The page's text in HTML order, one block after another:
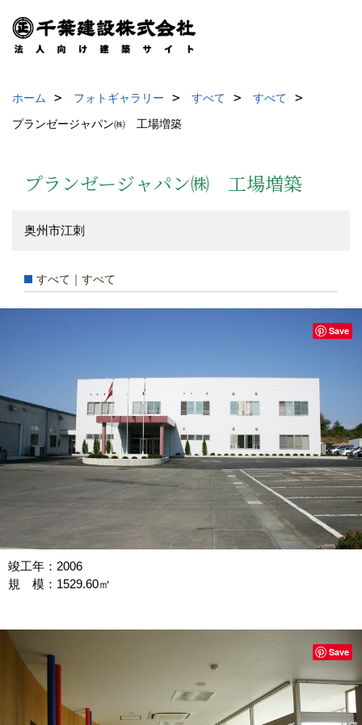
ホーム フォトギャラリー すべて
すべて
プランゼージャパン㈱ 工場増築
プランゼージャパン㈱ 工場増築
奥州市江刺
すべて｜すべて
竣工年：2006
規 模：1529.60㎡
Save
Save